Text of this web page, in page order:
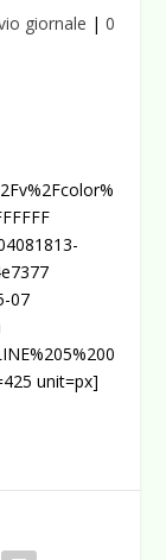
giornale | 0
07
unit=px]